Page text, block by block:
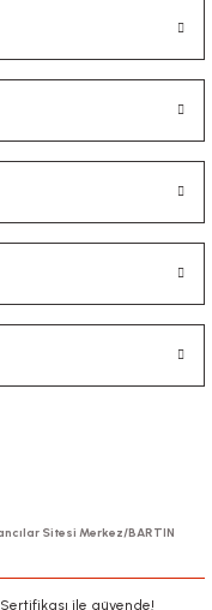
Sitesi Merkez/BARTIN
ile güvende!